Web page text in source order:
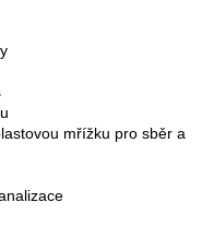
mřížku pro sběr a